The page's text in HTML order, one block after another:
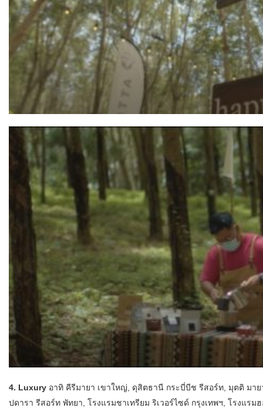
4. Luxury อาทิ คีรีมายา เขาใหญ่, ดุสิตธานี กระบี่บีช รีสอร์ท, มุตติ มา
ปดารา รีสอร์ท พัทยา, โรงแรมชาเทรียม ริเวอร์ไซด์ กรุงเทพฯ, โรงแร